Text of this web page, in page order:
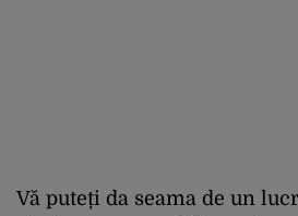
Vă puteți da seama de un